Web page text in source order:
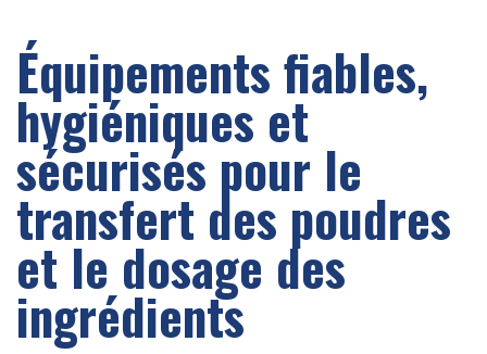
Équipements fiables,
hygiéniques et
sécurisés pour le
transfert des poudres
et le dosage des
ingrédients